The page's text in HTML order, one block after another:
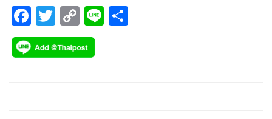
กัมพูชา ในปี 2566 เป็นที่เรียบร้อย
F
ac
e
T
wi
tt
C
o
p
Li